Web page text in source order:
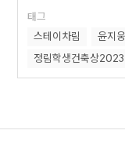
태그
스테이차림
윤지웅
정림학생건축상2023